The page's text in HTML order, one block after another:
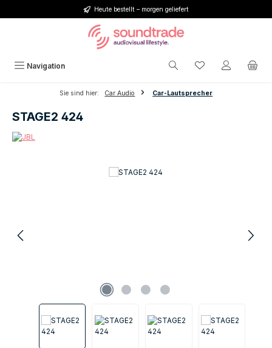
Zum Hauptinhalt springenHeute bestellt – morgen geliefert
Navigation Du hast 0
Sie sind hier: Car Audio Car-Lautsprecher
STAGE2 424